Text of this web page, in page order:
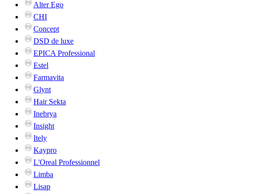
Alter Ego
CHI
Concept
DSD de luxe
EPICA Professional
Estel
Farmavita
Glynt
Hair Sekta
Inebrya
Insight
Itely
Kaypro
L'Oreal Professionnel
Limba
Lisap